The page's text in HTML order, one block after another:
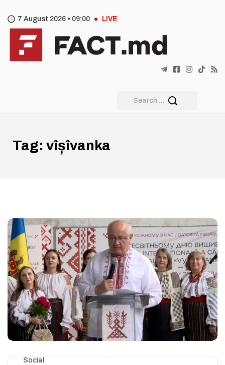
7 August 2026 • 09:00 LIVE
Tag: vîșîvanka
Social